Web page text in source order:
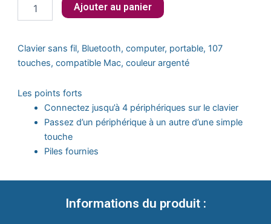
initial
10
actuel
8
MOBILITY
LABS
-
Ajouter au panier
Clavier sans fil, Bluetooth, computer, portable, 107
touches, compatible Mac, couleur argenté
Les points forts
Connectez jusqu’à 4 périphériques sur le clavier
Passez d’un périphérique à un autre d’une simple
touche
Piles fournies
Informations du produit :